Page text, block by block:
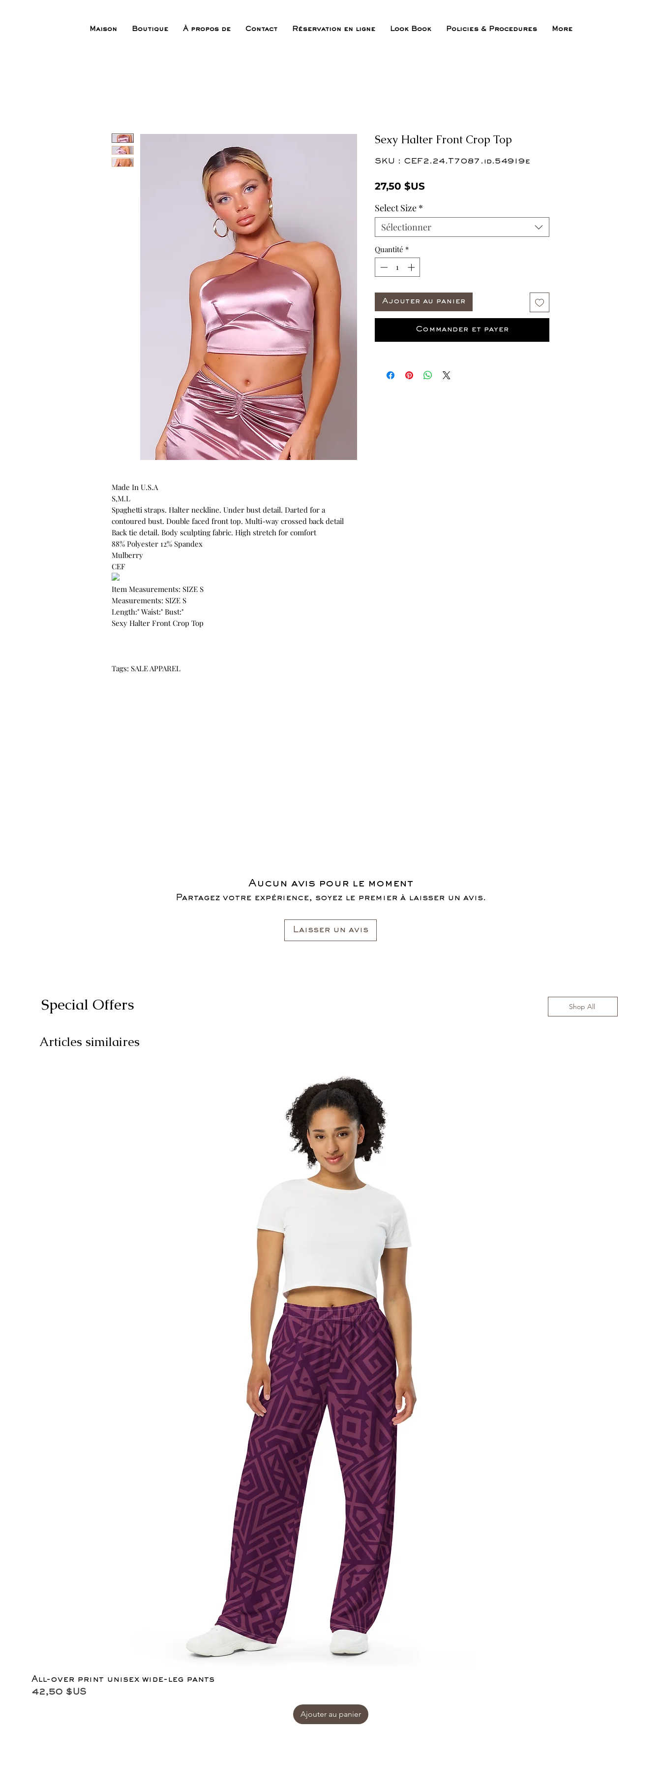
Maison Boutique À propos de Contact Réservation en ligne Look Book Policies & Procedures More
Made In U.S.A
S,M.L
Spaghetti straps. Halter neckline. Under bust detail. Darted for a
contoured bust. Double faced front top. Multi-way crossed back detail
Back tie detail. Body sculpting fabric. High stretch for comfort
88% Polyester 12% Spandex
Mulberry
CEF
Item Measurements: SIZE S
Measurements: SIZE S
Length:" Waist:" Bust:"
Sexy Halter Front Crop Top
Tags: SALE APPAREL
Sexy Halter Front Crop Top
SKU : CEF2.24.T7087.id.54919e
27,50 $USPrix
Select Size *
Sélectionner
Quantité *
Ajouter au panier
Commander et payer
Aucun avis pour le moment
Partagez votre expérience, soyez le premier à laisser un avis.
Laisser un avis
Special Offers Shop All
Articles similaires
All-over print unisex wide-leg pants
Prix
42,50 $US
Ajouter au panier